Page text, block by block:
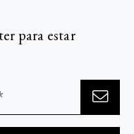
para estar